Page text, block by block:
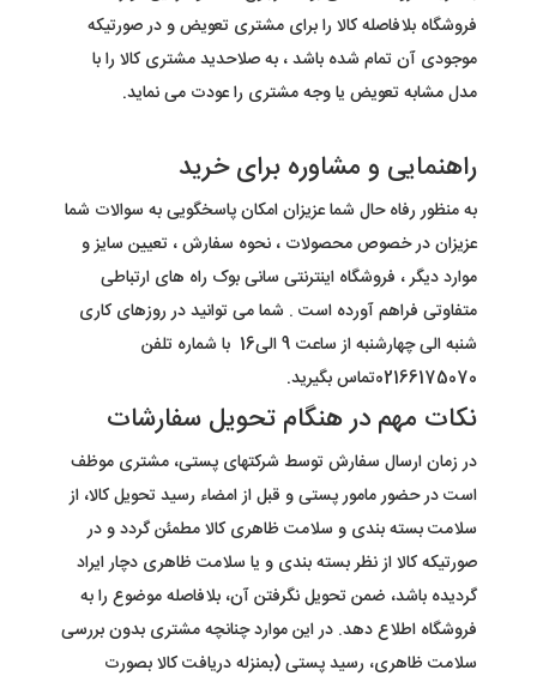
فروشگاه بلافاصله کالا را برای مشتری تعویض و در صورتیکه
موجودی آن تمام شده باشد ، به صلاحدید مشتری کالا را با
مدل مشابه تعویض یا وجه مشتری را عودت می نماید.
راهنمایی و مشاوره برای خرید
به منظور رفاه حال شما عزیزان امکان پاسخگویی به سوالات شما
عزیزان در خصوص محصولات ، نحوه سفارش ، تعیین سایز و
موارد دیگر ، فروشگاه اینترنتی سانی بوک راه های ارتباطی
متفاوتی فراهم آورده است . شما می توانید در روزهای کاری
شنبه الی چهارشنبه از ساعت 9 الی16
با شماره تلفن
02166175070تماس بگیرید.
نکات مهم در هنگام تحویل سفارشات
در زمان ارسال سفارش توسط شرکتهای پستی، مشتری موظف
است در حضور مامور پستی و قبل از امضاء رسید تحویل کالا، از
سلامت بسته بندی و سلامت ظاهری کالا مطمئن گردد و در
صورتیکه کالا از نظر بسته بندی و یا سلامت ظاهری دچار ایراد
گردیده باشد، ضمن تحویل نگرفتن آن، بلافاصله موضوع را به
فروشگاه اطلاع دهد. در این موارد چنانچه مشتری بدون بررسی
سلامت ظاهری، رسید پستی (بمنزله دریافت کالا بصورت